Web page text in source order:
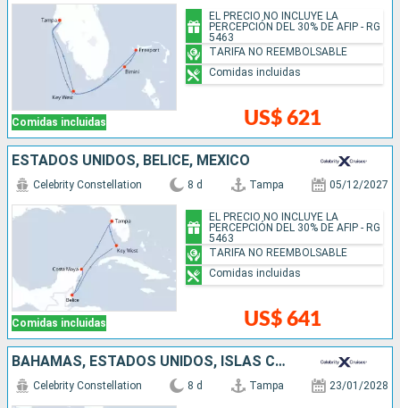
Comidas incluidas US$ 621
EL PRECIO NO INCLUYE LA
PERCEPCIÓN DEL 30% DE AFIP - RG
5463
TARIFA NO REEMBOLSABLE
Comidas incluidas
ESTADOS UNIDOS, BELICE, MÉXICO
Comidas incluidas
Celebrity Constellation 8 d Tampa 05/12/2027
US$ 641
EL PRECIO NO INCLUYE LA
PERCEPCIÓN DEL 30% DE AFIP - RG
5463
TARIFA NO REEMBOLSABLE
Comidas incluidas
BAHAMAS, ESTADOS UNIDOS, ISLAS CAIMÁN
Celebrity Constellation 8 d Tampa 23/01/2028